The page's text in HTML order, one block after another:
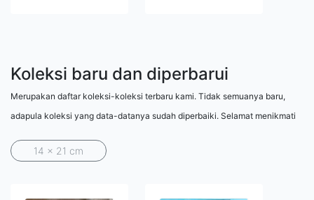
Koleksi baru dan diperbarui
Merupakan daftar koleksi-koleksi terbaru kami. Tidak semuanya baru,
adapula koleksi yang data-datanya sudah diperbaiki. Selamat menikmati
14 x 21 cm